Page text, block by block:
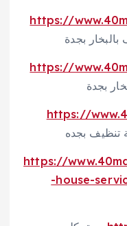
https://
بجدة
https://
بجدة
https://
بجده
https://
-house-